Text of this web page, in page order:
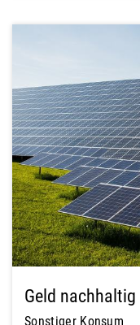
Geld nachhaltig
Sonstiger Konsum